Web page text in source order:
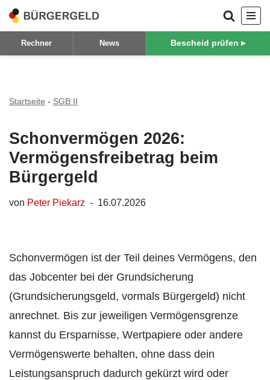
Zum
Inhalt
Rechner News Bescheid prüfen ▸
Startseite - SGB II
Schonvermögen 2026:
Vermögensfreibetrag beim
Bürgergeld
von Peter Piekarz 16.07.2026
Schonvermögen ist der Teil deines Vermögens, den
das Jobcenter bei der Grundsicherung
(Grundsicherungsgeld, vormals Bürgergeld) nicht
anrechnet. Bis zur jeweiligen Vermögensgrenze
kannst du Ersparnisse, Wertpapiere oder andere
Vermögenswerte behalten, ohne dass dein
Leistungsanspruch dadurch gekürzt wird oder